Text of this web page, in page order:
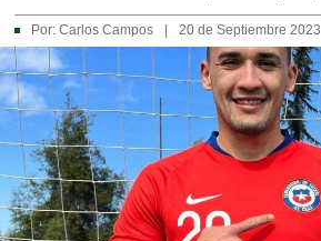
Por: Carlos Campos 20 de Septiembre 2023